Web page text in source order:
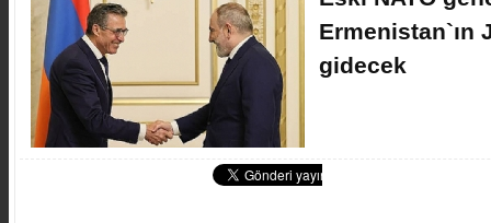
Ermenistan`ın
gidecek